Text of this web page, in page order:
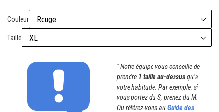
Couleur
Taille
" Notre équipe vous conseille de
prendre 1 taille au-dessusqu’à
votre habitude. Par exemple, si
vous portez du S, prenez du M.
Ou référez-vous auGuide des